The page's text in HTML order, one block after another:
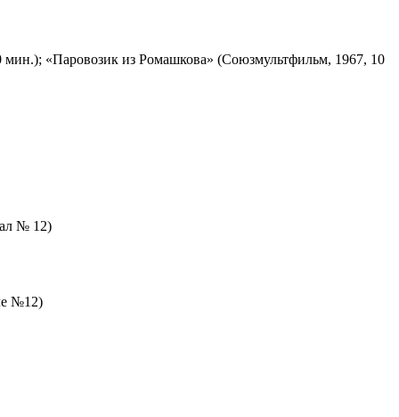
«Паровозик из Ромашкова» (Союзмультфильм, 1967, 10
№ 12)
№12)